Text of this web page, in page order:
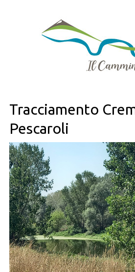
Tracciamento
Pescaroli